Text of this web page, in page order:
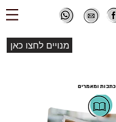
מנויים לחצו כאן
כתבות ומאמרים